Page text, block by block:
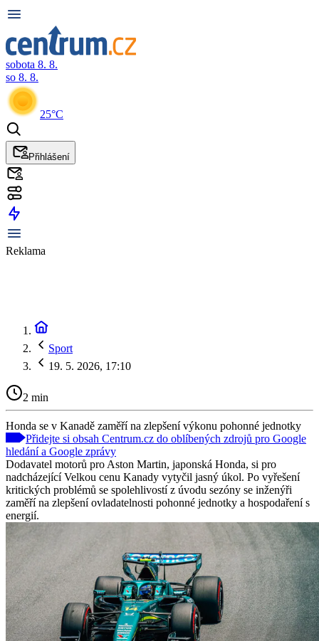
sobota 8. 8.
so 8. 8.
25°C
Přihlášení
Reklama
Sport
19. 5. 2026, 17:10
2 min
Honda se v Kanadě zaměří na zlepšení výkonu pohonné jednotky
Přidejte si obsah Centrum.cz do oblíbených zdrojů pro Google
hledání a Google zprávy
Dodavatel motorů pro Aston Martin, japonská Honda, si pro
nadcházející Velkou cenu Kanady vytyčil jasný úkol. Po vyřešení
kritických problémů se spolehlivostí z úvodu sezóny se inženýři
zaměří na zlepšení ovladatelnosti pohonné jednotky a hospodaření s
energií.